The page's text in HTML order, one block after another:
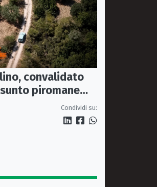
convalidato
piromane
Condividi su: